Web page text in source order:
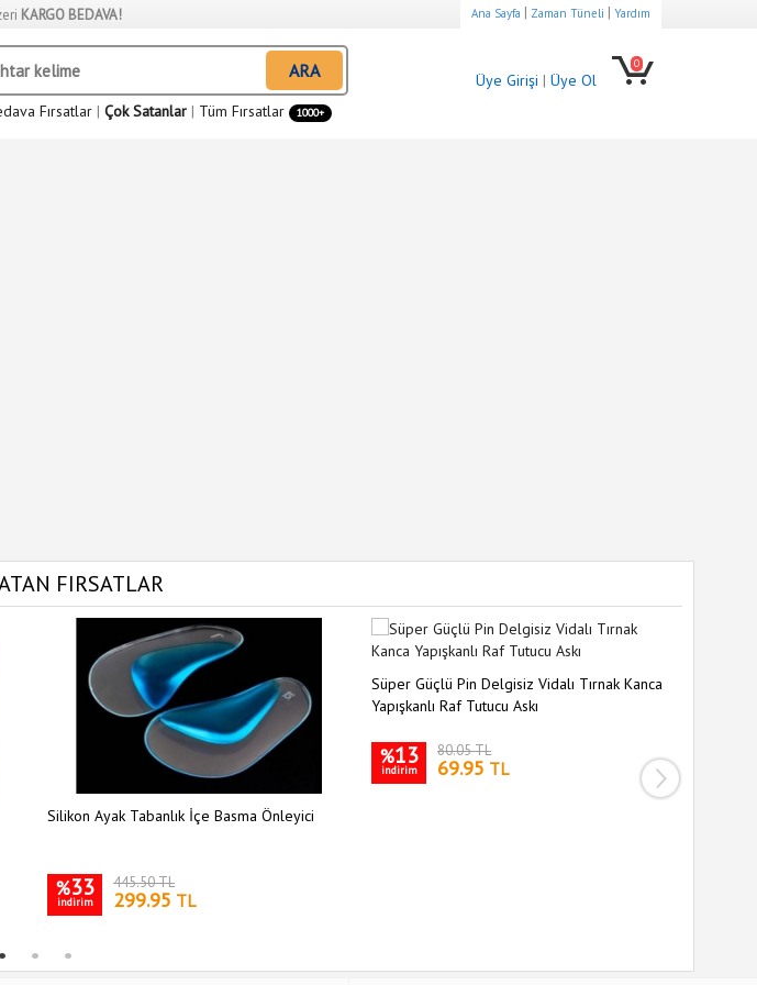
KARGO BEDAVA! Ana Sayfa | Zaman Tüneli | Yardım
ARA
Fırsatlar | Çok Satanlar | Tüm Fırsatlar 1000+
Üye Girişi | Üye Ol
0
FIRSATLAR
Silikon Ayak Tabanlık İçe Basma Önleyici
%33
indirim
445.50 TL
299.95 TL
Süper Güçlü Pin Delgisiz Vidalı Tırnak Kanca
Yapışkanlı Raf Tutucu Askı
%13
indirim
80.05 TL
69.95 TL